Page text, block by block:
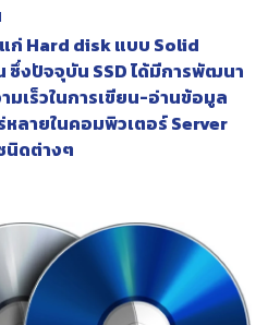
ก่ Hard disk แบบ Solid
ซึ่งปัจจุบัน SSD ได้มีการพัฒนา
มเร็วในการเขียน-อ่านข้อมูล
ลายในคอมพิวเตอร์ Server
นิดต่างๆ